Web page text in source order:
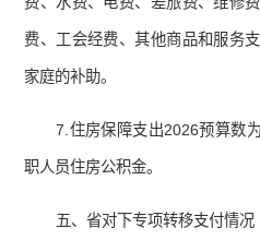
费、工会经费、其他商品和服务
家庭的补助。
7.住房保障支出2026预算数
职人员住房公积金。
五、省对下专项转移支付情况